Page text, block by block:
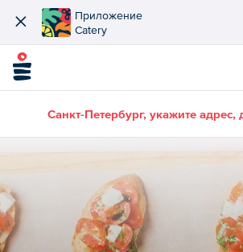
Приложение
Catery
Санкт-Петербург, укажите адрес,